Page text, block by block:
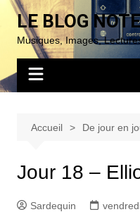
Aller
contenu
LE BLOG
Musiques, Images,
Accueil De jour en
Jour 18 –
Sardequin